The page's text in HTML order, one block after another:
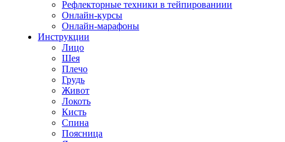
Рефлекторные техники в тейпированиии
Онлайн-курсы
Онлайн-марафоны
Инструкции
Лицо
Шея
Плечо
Грудь
Живот
Локоть
Кисть
Спина
Поясница